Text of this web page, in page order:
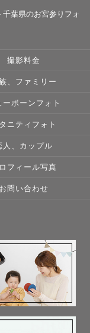
千葉県のお宮参りフォ
撮影料金
、ファミリー
ーボーンフォト
ニティフォト
人、カップル
フィール写真
お問い合わせ